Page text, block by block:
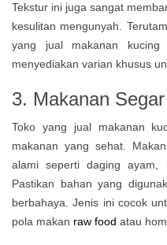
Tekstur ini juga sangat
kesulitan mengunyah.
yang jual makanan
menyediakan varian khusus
3. Makanan
Toko yang jual makanan
makanan yang sehat.
alami seperti daging ayam,
Pastikan bahan yang
berbahaya. Jenis ini cocok
pola makan raw food atau